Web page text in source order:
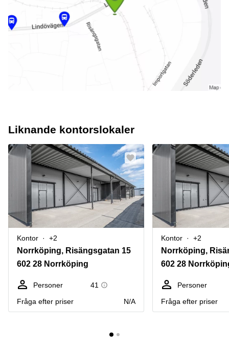
Liknande kontorslokaler
Kontor +2
Norrköping, Risängsgatan 15
602 28 Norrköping
Personer
41
Fråga efter priser
N/A
Kontor +2
Norrköping,
602 28
Personer
Fråga efter priser